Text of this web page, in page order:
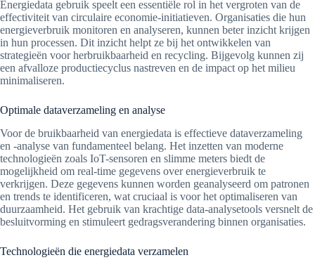
Energiedata gebruik speelt een essentiële rol in het vergroten van de
effectiviteit van circulaire economie-initiatieven. Organisaties die hun
energieverbruik monitoren en analyseren, kunnen beter inzicht krijgen
in hun processen. Dit inzicht helpt ze bij het ontwikkelen van
strategieën voor herbruikbaarheid en recycling. Bijgevolg kunnen zij
een afvalloze productiecyclus nastreven en de impact op het milieu
minimaliseren.
Optimale dataverzameling en analyse
Voor de bruikbaarheid van energiedata is effectieve dataverzameling
en -analyse van fundamenteel belang. Het inzetten van moderne
technologieën zoals IoT-sensoren en slimme meters biedt de
mogelijkheid om real-time gegevens over energieverbruik te
verkrijgen. Deze gegevens kunnen worden geanalyseerd om patronen
en trends te identificeren, wat cruciaal is voor het optimaliseren van
duurzaamheid. Het gebruik van krachtige data-analysetools versnelt de
besluitvorming en stimuleert gedragsverandering binnen organisaties.
Technologieën die energiedata verzamelen